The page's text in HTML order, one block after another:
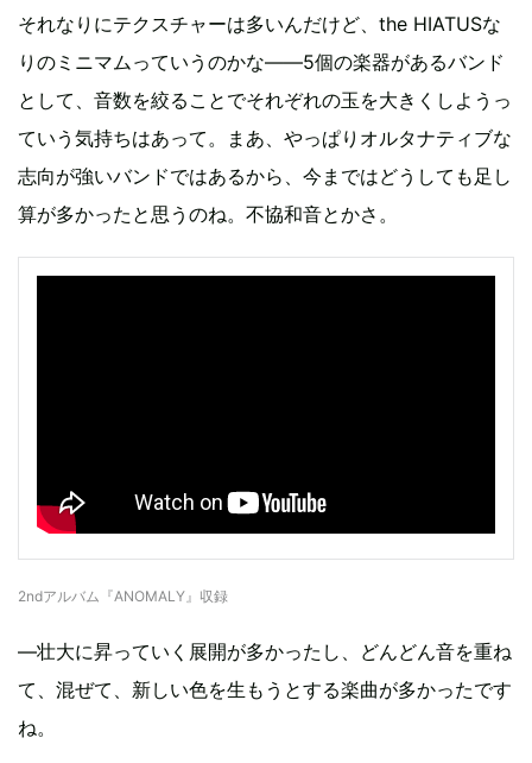
それなりにテクスチャーは多いんだけど、the HIATUSな
りのミニマムっていうのかな――5個の楽器があるバンド
として、音数を絞ることでそれぞれの玉を大きくしようっ
ていう気持ちはあって。まあ、やっぱりオルタナティブな
志向が強いバンドではあるから、今まではどうしても足し
算が多かったと思うのね。不協和音とかさ。
2ndアルバム『ANOMALY』収録
―壮大に昇っていく展開が多かったし、どんどん音を重ね
て、混ぜて、新しい色を生もうとする楽曲が多かったです
ね。